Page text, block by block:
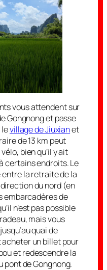
vous attendent sur
Gongnong et passe
levillage de Jiuxianet
de 13 km peut
bien qu’il y ait
certains endroits. Le
la retraite de la
du nord (en
embarcadères de
n’est pas possible
mais vous
quai de
acheter un billet pour
et redescendre la
pont de Gongnong.